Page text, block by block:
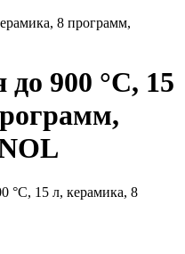
8 программ,
900 °С, 15